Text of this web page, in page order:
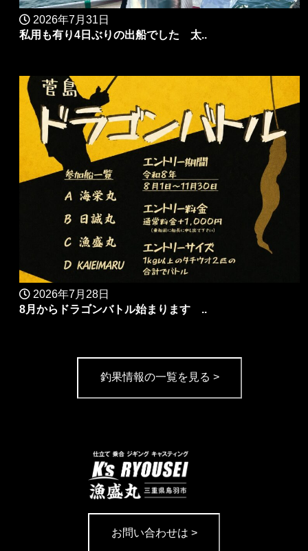
2026年7月31日
私用も有り4日ぶりの出船でした 太..
2026年7月28日
8月からドラゴンバトル始まります ..
釣果情報の一覧を見る >
お問い合わせは >